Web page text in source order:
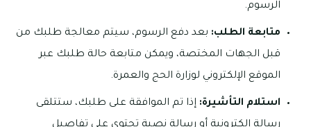
الرسوم.
متابعة الطلب: بعد دفع الرسوم، سيتم معالجة طلبك من
قبل الجهات المختصة، ويمكن متابعة حالة طلبك عبر
الموقع الإلكتروني لوزارة الحج والعمرة.
استلام التأشيرة: إذا تم الموافقة على طلبك، ستتلقى